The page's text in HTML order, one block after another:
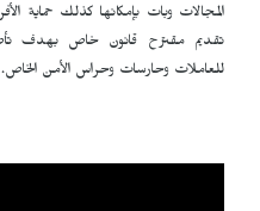
المجالات وبات بإمكانها كذلك حماية
تقديم مقترح قانون خاص بهدف تأطير
للعاملات وحارسات وحراس الأمن الخاص.